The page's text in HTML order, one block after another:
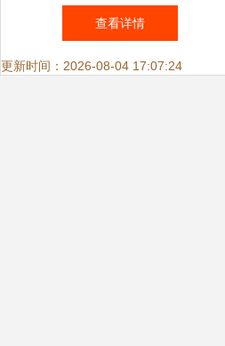
录，33项产品引领银发经济创
新发展
查看详情
更新时间：2026-08-04 17:07:24